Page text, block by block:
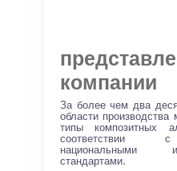
компании
За более чем два
области
типы композитных
соответствии с
национальными
стандартами.